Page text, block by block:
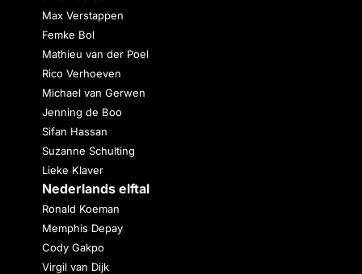
Max Verstappen
Femke Bol
Mathieu van der Poel
Rico Verhoeven
Michael van Gerwen
Jenning de Boo
Sifan Hassan
Suzanne Schulting
Lieke Klaver
Nederlands elftal
Ronald Koeman
Memphis Depay
Cody Gakpo
Virgil van Dijk